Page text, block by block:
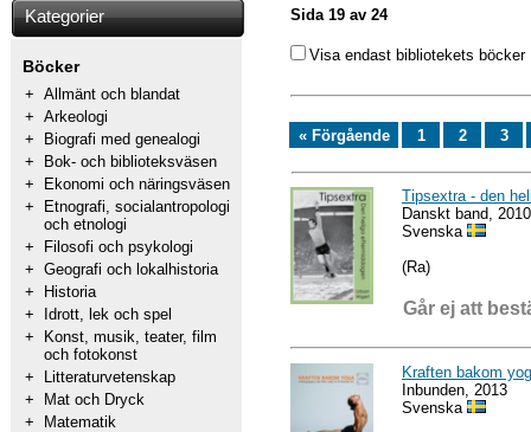
Kategorier
Böcker
+ Allmänt och blandat
+ Arkeologi
+
Biografi med genealogi
+
Bok- och biblioteksväsen
+
Ekonomi och näringsväsen
+
Etnografi, socialantropologi
och etnologi
+
Filosofi och psykologi
+ Geografi och lokalhistoria
+
Historia
+
Idrott, lek och spel
+
Konst, musik, teater, film
och fotokonst
+
Litteraturvetenskap
+
Mat och Dryck
+
Matematik
Sida 19 av 24
Visa endast bibliotekets böcker
« Förgående 1 2 3
Tipsextra - den
Danskt band, 2010
Svenska
(Ra)
Går ej att
Kraften bakom
Inbunden, 2013
Svenska